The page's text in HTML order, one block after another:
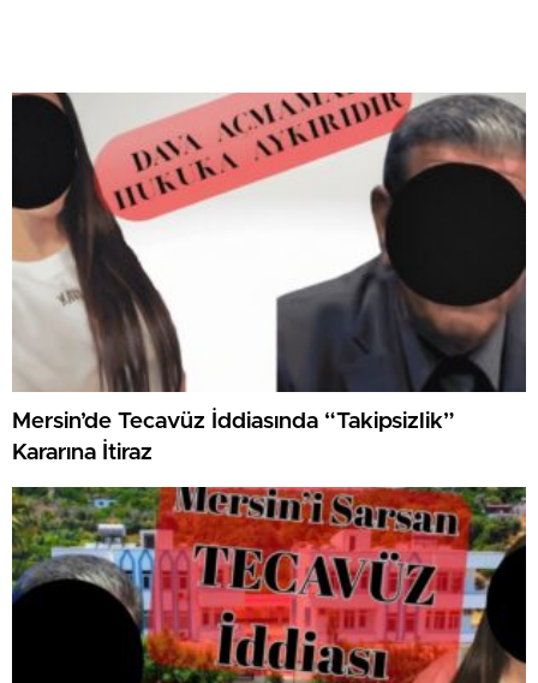
Mersin’de Tecavüz İddiasında “Takipsizlik”
Kararına İtiraz